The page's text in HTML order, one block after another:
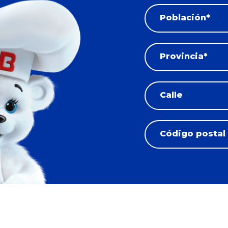
Población*
Provincia*
Calle
Código postal